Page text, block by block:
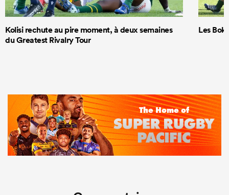
Kolisi rechute au pire moment, à deux semaines
du Greatest Rivalry Tour
Les